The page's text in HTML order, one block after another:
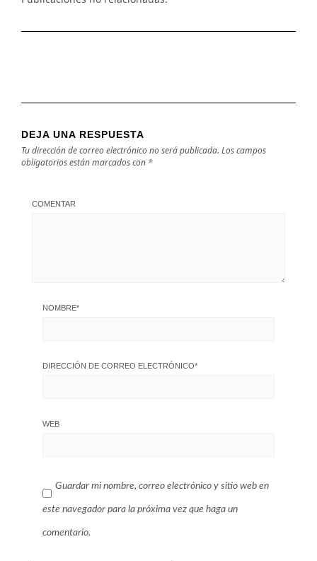
DEJA UNA RESPUESTA
Tu dirección de correo electrónico no será publicada. Los campos
obligatorios están marcados con *
COMENTAR
NOMBRE*
DIRECCIÓN DE CORREO ELECTRÓNICO*
WEB
Guardar mi nombre, correo electrónico y sitio web en
este navegador para la próxima vez que haga un
comentario.